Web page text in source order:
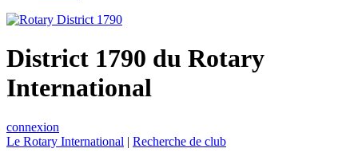
District 1790 du Rotary
International
connexion
Le Rotary International | Recherche de club